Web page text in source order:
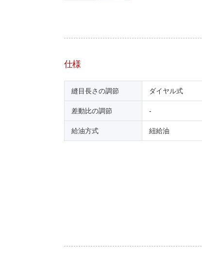
仕様
縫目長さの調節 ダイヤル式
差動比の調節 -
給油方式 紐給油